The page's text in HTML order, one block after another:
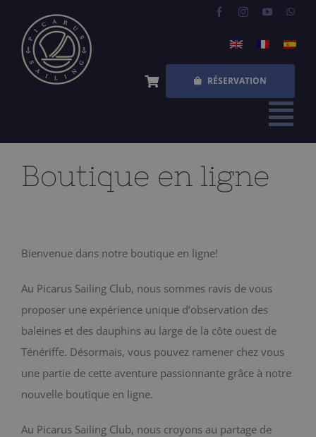
content
RÉSERVATION
ACCUEIL
BOUTIQUE
CONTACT
Boutique en ligne
Bienvenue dans notre boutique en ligne!
Au Picarus Sailing Club, nous sommes ravis de vous
proposer une expérience unique d’observation des
baleines et des dauphins au large de la côte ouest de
Ténériffe. Désormais, vous pouvez ramener chez vous
une partie de cette aventure passionnante grâce à notre
nouvelle boutique en ligne.
Au Picarus Sailing Club, nous croyons au partage de